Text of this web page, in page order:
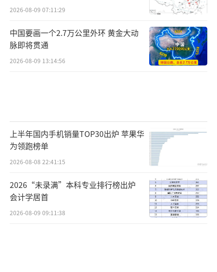
2026-08-09 07:11:29
中国要画一个2.7万公里外环 黄金大动
脉即将贯通
2026-08-09 13:14:56
上半年国内手机销量TOP30出炉 苹果华
为领跑榜单
2026-08-08 22:41:15
2026“未录满”本科专业排行榜出炉
会计学居首
2026-08-09 09:11:38